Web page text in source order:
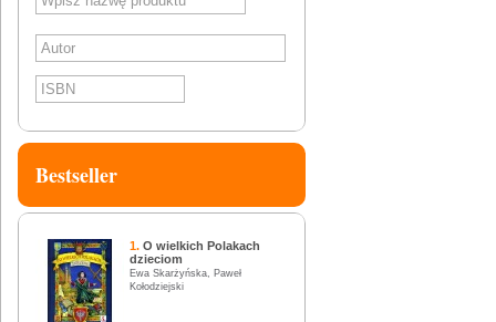
Bestseller
1. O wielkich Polakach
dzieciom
Ewa Skarżyńska, Paweł
Kołodziejski